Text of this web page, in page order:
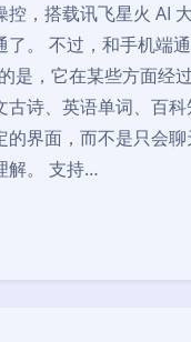
控，搭载讯飞星火 AI
了。 不过，和手机端
是，它在某些方面经
古诗、英语单词、百
的界面，而不是只会
解。 支持…